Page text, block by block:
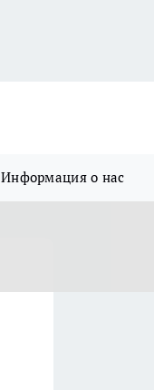
Информация о нас